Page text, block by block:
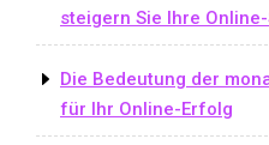
steigern Sie Ihre
Die Bedeutung der
für Ihr Online-Erfolg